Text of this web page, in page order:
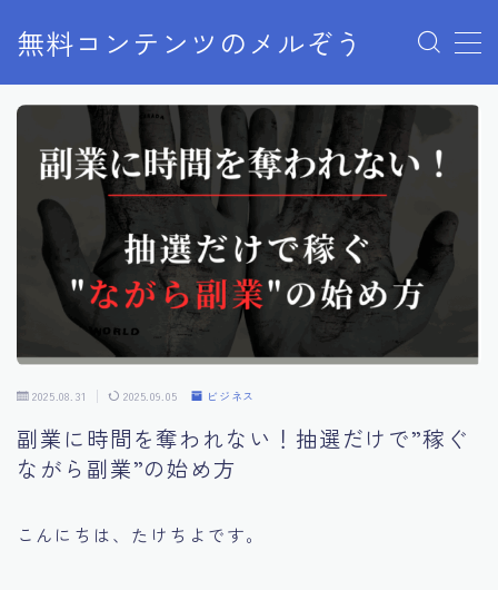
無料コンテンツのメルぞう
MENU
メルぞうの使い方
お知らせ
お問い合わせ
2025.08.31 2025.09.05 ビジネス
副業に時間を奪われない！抽選だけで”稼ぐ
ながら副業”の始め方
こんにちは、たけちよです。